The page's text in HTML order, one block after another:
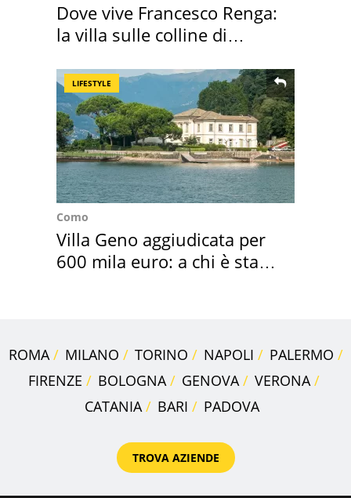
Dove vive Francesco Renga:
la villa sulle colline di
LIFESTYLE
Como
Villa Geno aggiudicata per
600 mila euro: a chi è stata
ROMA MILANO TORINO NAPOLI
PALERMO
FIRENZE
BOLOGNA GENOVA
VERONA
CATANIA
BARI PADOVA
TROVA AZIENDE